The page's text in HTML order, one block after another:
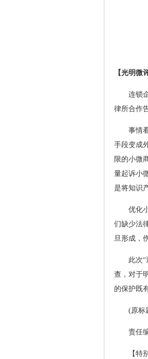
【光明微
连锁
律所合作
事情
手段变成
限的小微
量起诉小
是将知识
优化
们缺少法
旦形成，
此次
查，对于
的保护既
(原标
责任
【特